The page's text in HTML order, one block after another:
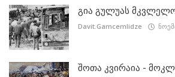
გია გულუას
Davit.Gamcemlidze
შოთა კვირაია -